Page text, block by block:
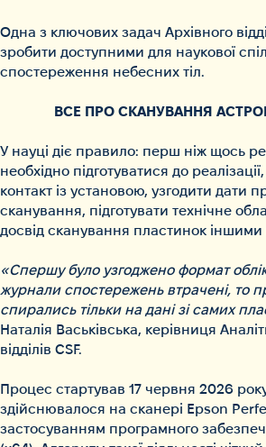
Одна з ключових задач Архівного
зробити доступними для наукової
спостереження небесних тіл.
ВСЕ ПРО СКАНУВАННЯ
У науці діє правило: перш ніж щось
необхідно підготуватися до
контакт із установою, узгодити дати
сканування, підготувати технічне
досвід сканування пластинок іншими
«Спершу було узгоджено формат
журнали спостережень втрачені, то
спирались тільки на дані зі самих
Наталія Васьківська, керівниця
відділів CSF.
Процес стартував 17 червня 2026
здійснювалося на сканері Epson
застосуванням програмного